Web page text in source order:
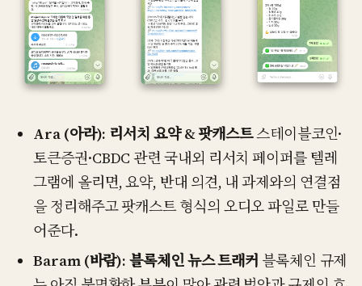
Ara (아라): 리서치 요약 & 팟캐스트스테이블코인·
토큰증권·CBDC 관련 국내외 리서치 페이퍼를 텔레
그램에 올리면, 요약, 반대 의견, 내 과제와의 연결점
을 정리해주고 팟캐스트 형식의 오디오 파일로 만들
어준다.
Baram (바람): 블록체인 뉴스 트래커 블록체인 규제